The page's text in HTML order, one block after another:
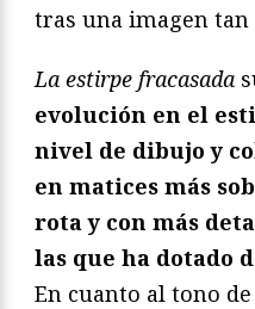
tras una imagen
La estirpe fracasada
evolución en el
nivel de dibujo y
en matices más
rota y con más
las que ha dotado
En cuanto al tono